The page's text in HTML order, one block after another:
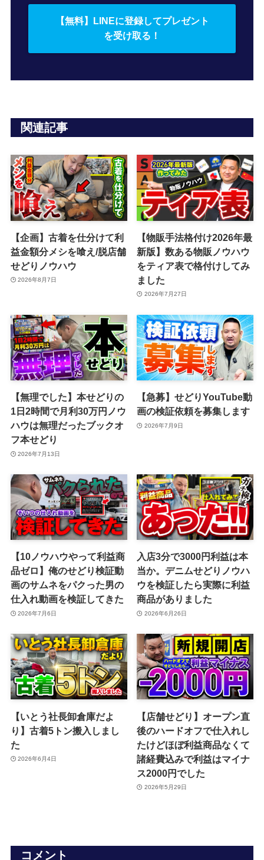
【無料】LINEに登録してプレゼント
を受け取る！
関連記事
【企画】古着を仕分けて利
益金額分メシを喰え/脱店舗
せどりノウハウ
2026年8月7日
【物販手法格付け2026年最
新版】数ある物販ノウハウ
をティア表で格付けしてみ
ました
2026年7月27日
【無理でした】本せどりの
1日2時間で月利30万円ノウ
ハウは無理だったブックオ
フ本せどり
2026年7月13日
【急募】せどりYouTube動
画の検証依頼を募集します
2026年7月9日
【10ノウハウやって利益商
品ゼロ】俺のせどり検証動
画のサムネをパクった男の
仕入れ動画を検証してきた
2026年7月6日
入店3分で3000円利益は本
当か。デニムせどりノウハ
ウを検証したら実際に利益
商品がありました
2026年6月26日
【いとう社長卸倉庫だよ
り】古着5トン搬入しまし
た
2026年6月4日
【店舗せどり】オープン直
後のハードオフで仕入れし
たけどほぼ利益商品なくて
諸経費込みで利益はマイナ
ス2000円でした
2026年5月29日
コメント